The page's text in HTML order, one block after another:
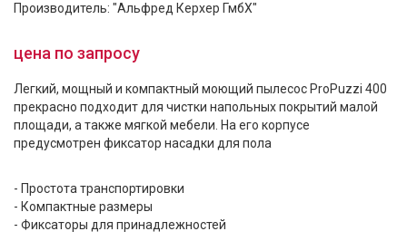
Производитель: "Альфред Керхер ГмбХ"
цена по запросу
Легкий, мощный и компактный моющий пылесос ProPuzzi 400
прекрасно подходит для чистки напольных покрытий малой
площади, а также мягкой мебели. На его корпусе
предусмотрен фиксатор насадки для пола
- Простота транспортировки
- Компактные размеры
- Фиксаторы для принадлежностей